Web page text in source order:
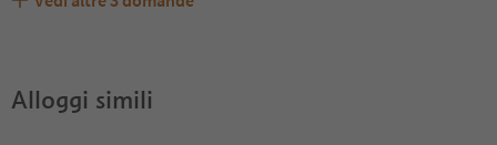
Apartments Cësa Zorz accetta animali domestici?
Quali servizi/attività sono disponibili presso Apartments
Gli ospiti di Apartments Cësa Zorz ricevono l'Alto Adige
Alloggi simili